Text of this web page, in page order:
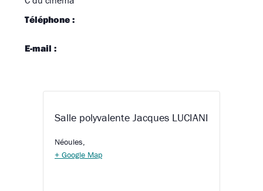
Téléphone :
E-mail :
Salle polyvalente Jacques LUCIANI
Néoules,
+ Google Map